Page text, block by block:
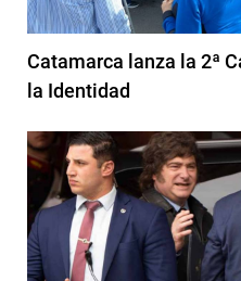
Catamarca lanza la 2ª
la Identidad